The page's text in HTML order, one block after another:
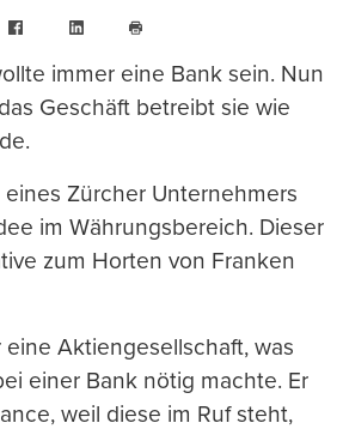
FacebookLinkedIn
drucken
immer eine Bank sein. Nun
Geschäft betreibt sie wie
Zürcher Unternehmers
im Währungsbereich. Dieser
zum Horten von Franken
Aktiengesellschaft, was
einer Bank nötig machte. Er
weil diese im Ruf steht,